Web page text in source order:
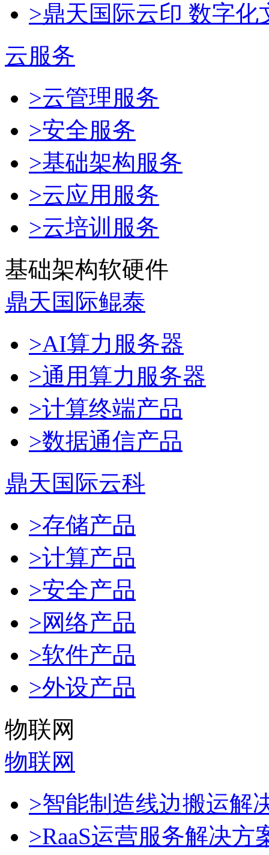
>鼎天国际云印 数字化
云服务
>云管理服务
>安全服务
>基础架构服务
>云应用服务
>云培训服务
基础架构软硬件
鼎天国际鲲泰
>AI算力服务器
>通用算力服务器
>计算终端产品
>数据通信产品
鼎天国际云科
>存储产品
>计算产品
>安全产品
>网络产品
>软件产品
>外设产品
物联网
物联网
>智能制造线边搬运解
>RaaS运营服务解决方